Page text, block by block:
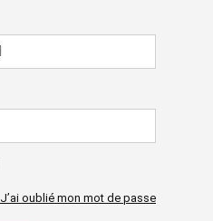
J’ai oublié mon mot de passe